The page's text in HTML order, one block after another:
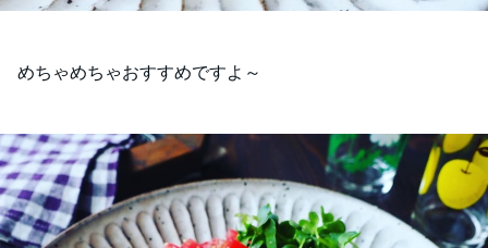
めちゃめちゃおすすめですよ～